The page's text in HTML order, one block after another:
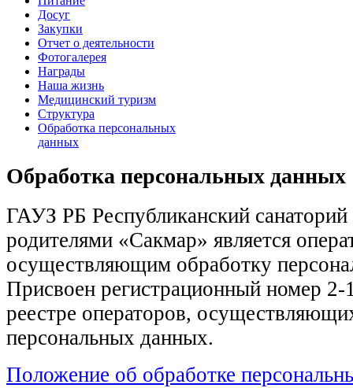
Досуг
Закупки
Отчет о деятельности
Фотогалерея
Награды
Наша жизнь
Медицинский туризм
Структура
Обработка персональных
данных
Обработка персональных данных
ГАУЗ РБ Республиканский санаторий
родителями «Сакмар» является
осуществляющим обработку
Присвоен регистрационный номер 2-
реестре операторов,
персональных данных.
Положение об обработке